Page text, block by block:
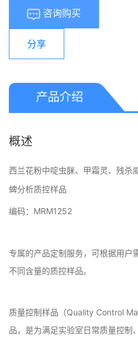
咨询购买
分享
产品介绍
概述
西兰花粉中啶虫脒、甲霜灵、残杀
蜱分析质控样品
编码： MRM1252
专属的产品定制服务，可根据用户
不同含量的质控样品。
质量控制样品（Quality Control
品，是为满足实验室日常质量控制